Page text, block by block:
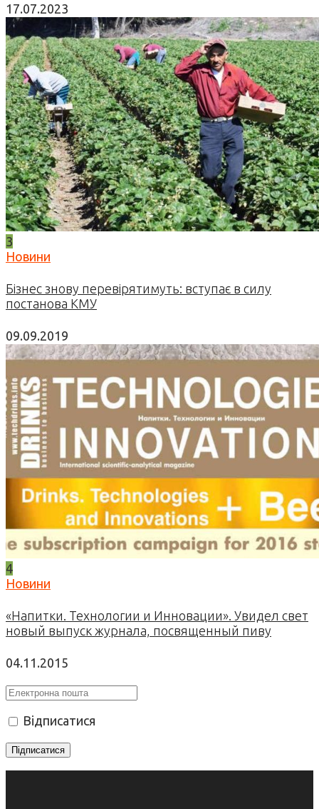
17.07.2023
3
Новини
Бізнес знову перевірятимуть: вступає в силу
постанова КМУ
09.09.2019
4
Новини
«Напитки. Технологии и Инновации». Увидел свет
новый выпуск журнала, посвященный пиву
04.11.2015
Відписатися